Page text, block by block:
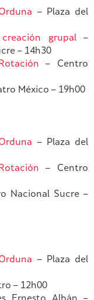
– Plaza del
grupal–
– 14h30
– Centro
México – 19h00
– Plaza del
– Centro
Nacional Sucre –
– Plaza del
– 12h00